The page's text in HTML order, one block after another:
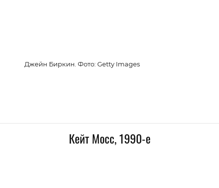
Джейн Биркин. Фото: Getty Images
Кейт Мосс, 1990-е